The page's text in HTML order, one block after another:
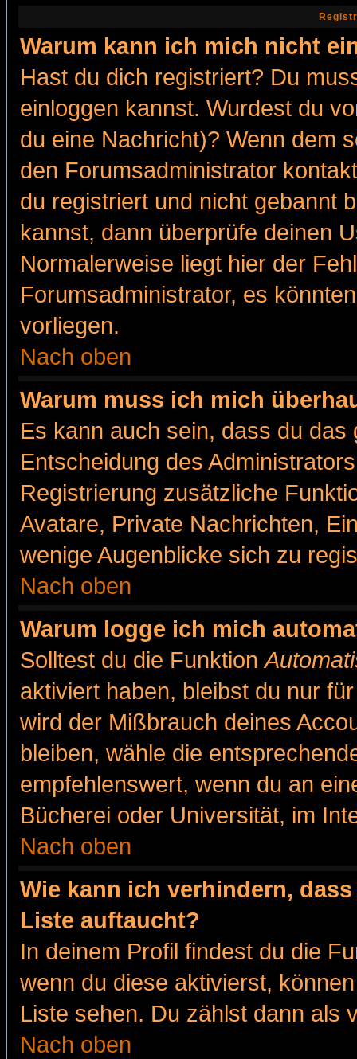
Warum kann ich mich nicht
Hast du dich registriert? Du
einloggen kannst. Wurdest du
du eine Nachricht)? Wenn dem
den Forumsadministrator
du registriert und nicht gebannt
kannst, dann überprüfe deinen
Normalerweise liegt hier der
Forumsadministrator, es
vorliegen.
Nach oben
Warum muss ich mich
Es kann auch sein, dass du
Entscheidung des
Registrierung zusätzliche
Avatare, Private Nachrichten,
wenige Augenblicke sich zu
Nach oben
Warum logge ich mich
Solltest du die Funktion
aktiviert haben, bleibst du nur
wird der Mißbrauch deines
bleiben, wähle die
empfehlenswert, wenn du an
Bücherei oder Universität, im
Nach oben
Wie kann ich verhindern,
Liste auftaucht?
In deinem Profil findest du die
wenn du diese aktivierst,
Liste sehen. Du zählst dann als
Nach oben